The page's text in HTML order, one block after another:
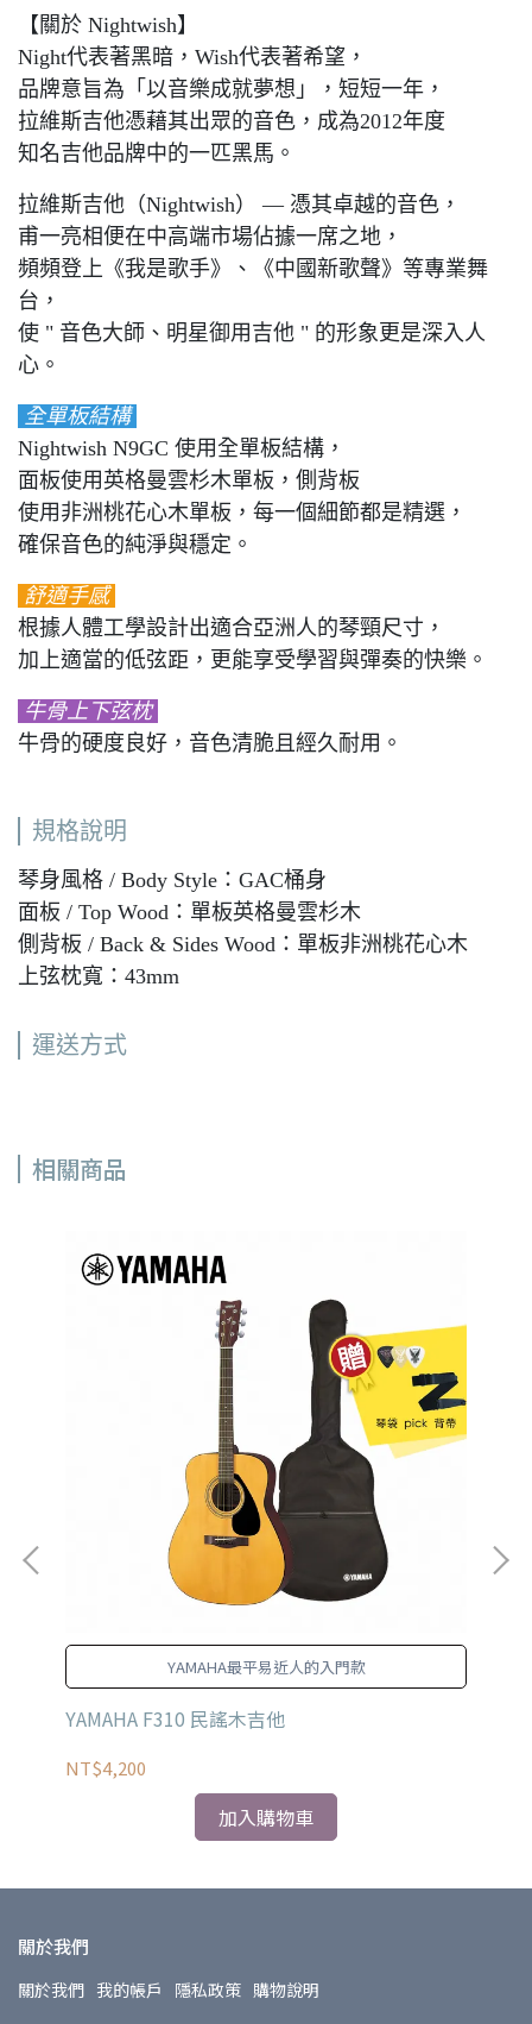
【關於 Nightwish】
Night代表著黑暗，Wish代表著希望，
品牌意旨為「以音樂成就夢想」，短短一年，
拉維斯吉他憑藉其出眾的音色，成為2012年度
知名吉他品牌中的一匹黑馬。
拉維斯吉他（Nightwish） — 憑其卓越的音色，
甫一亮相便在中高端市場佔據一席之地，
頻頻登上《我是歌手》、《中國新歌聲》等專業舞
台，
使 " 音色大師、明星御用吉他 " 的形象更是深入人
心。
全單板結構
Nightwish N9GC 使用全單板結構，
面板使用英格曼雲杉木單板，側背板
使用非洲桃花心木單板，每一個細節都是精選，
確保音色的純淨與穩定。
舒適手感
根據人體工學設計出適合亞洲人的琴頸尺寸，
加上適當的低弦距，更能享受學習與彈奏的快樂。
牛骨上下弦枕
牛骨的硬度良好，音色清脆且經久耐用。
規格說明
琴身風格 / Body Style：GAC桶身
面板 / Top Wood：單板英格曼雲杉木
側背板 / Back & Sides Wood：單板非洲桃花心木
上弦枕寬：43mm
運送方式
相關商品
YAMAHA最平易近人的入門款
YAMAHA F310 民謠木吉他
NT$4,200
加入購物車
關於我們
關於我們 我的帳戶 隱私政策 購物說明